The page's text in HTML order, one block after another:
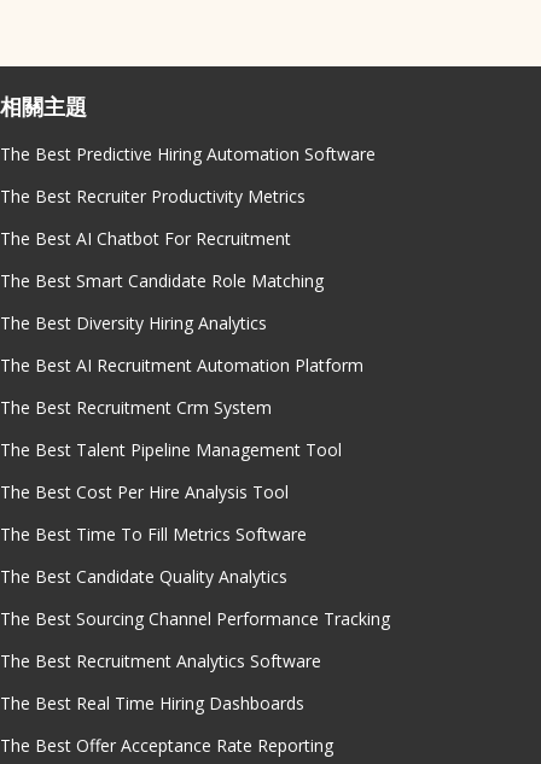
相關主題
The Best Predictive Hiring Automation Software
The Best Recruiter Productivity Metrics
The Best AI Chatbot For Recruitment
The Best Smart Candidate Role Matching
The Best Diversity Hiring Analytics
The Best AI Recruitment Automation Platform
The Best Recruitment Crm System
The Best Talent Pipeline Management Tool
The Best Cost Per Hire Analysis Tool
The Best Time To Fill Metrics Software
The Best Candidate Quality Analytics
The Best Sourcing Channel Performance Tracking
The Best Recruitment Analytics Software
The Best Real Time Hiring Dashboards
The Best Offer Acceptance Rate Reporting